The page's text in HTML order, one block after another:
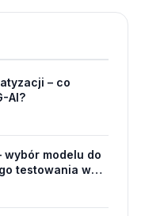
– co
AI?
wybór modelu do
testowania w